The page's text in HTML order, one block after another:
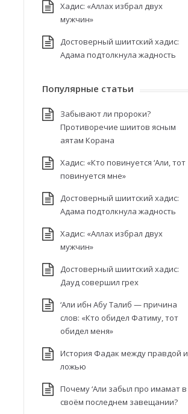
Хадис: «Аллах избрал двух
мужчин»
Достоверный шиитский хадис:
Адама подтолкнула жадность
Популярные статьи
Забывают ли пророки?
Противоречие шиитов ясным
аятам Корана
Хадис: «Кто повинуется ‘Али, тот
повинуется мне»
Достоверный шиитский хадис:
Адама подтолкнула жадность
Хадис: «Аллах избрал двух
мужчин»
Достоверный шиитский хадис:
Дауд совершил грех
‘Али ибн Абу Талиб — причина
слов: «Кто обидел Фатиму, тот
обидел меня»
История Фадак между правдой и
ложью
Почему ‘Али забыл про имамат в
своём последнем завещании?